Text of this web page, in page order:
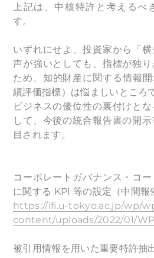
上記は、中核特許と考えるべ
す。
いずれにせよ、投資家から「
声が強いとしても、指標が独
ため、知的財産に関する情報
績評価指標）は悩ましいところ
ビジネスの優位性の裏付けと
して、今後の統合報告書の開
目されます。
コーポレートガバナンス・コ
に関する KPI 等の設定（中間報
https://ifi.u-tokyo.ac.jp/wp/
content/uploads/2022/01/
被引用情報を用いた重要特許抽